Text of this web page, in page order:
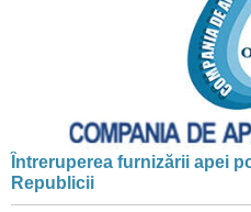
Întreruperea furnizării apei
Republicii